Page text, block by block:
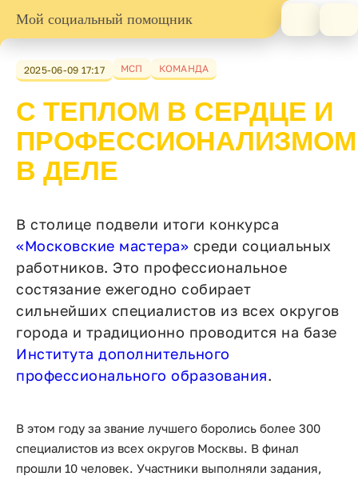
Мой социальный помощник
2025-06-09 17:17 МСП КОМАНДА
С ТЕПЛОМ В СЕРДЦЕ И
ПРОФЕССИОНАЛИЗМОМ
В ДЕЛЕ
В столице подвели итоги конкурса
«Московские мастера» среди социальных
работников. Это профессиональное
состязание ежегодно собирает
сильнейших специалистов из всех округов
города и традиционно проводится на базе
Института дополнительного
профессионального образования.
В этом году за звание лучшего боролись более 300
специалистов из всех округов Москвы. В финал
прошли 10 человек. Участники выполняли задания,